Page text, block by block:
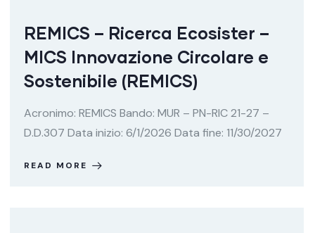
REMICS – Ricerca Ecosister –
MICS Innovazione Circolare e
Sostenibile (REMICS)
Acronimo: REMICS Bando: MUR – PN-RIC 21-27 –
D.D.307 Data inizio: 6/1/2026 Data fine: 11/30/2027
READ MORE